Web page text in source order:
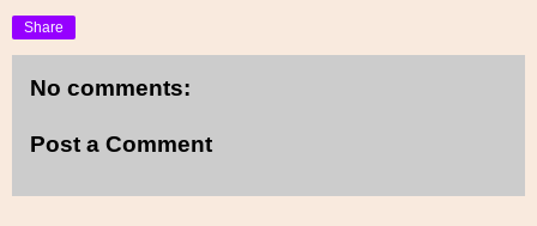
Share
No comments:
Post a Comment